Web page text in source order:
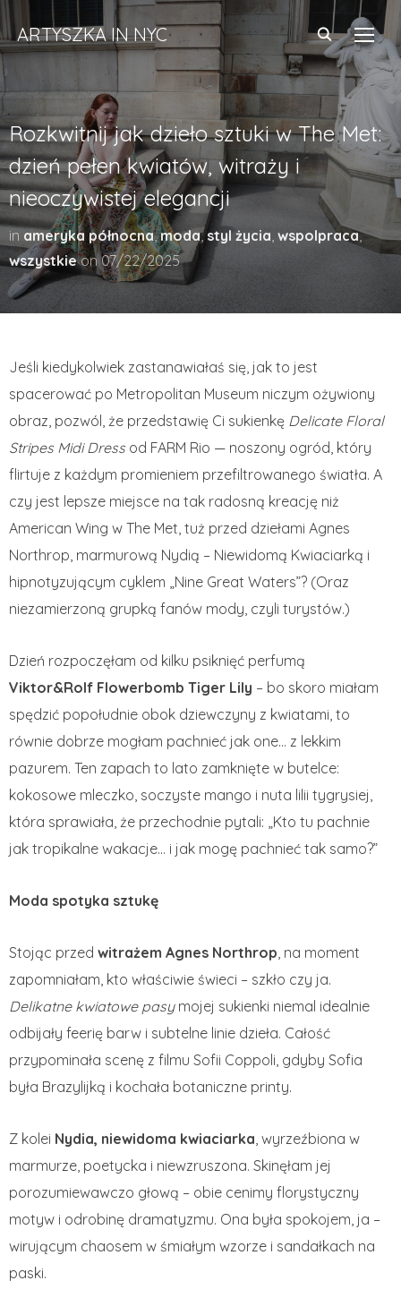
ARTYSZKA IN NYC
Rozkwitnij jak dzieło sztuki w The Met:
dzień pełen kwiatów, witraży i
nieoczywistej elegancji
in ameryka północna,moda, styl życia, wspolpraca,
wszystkie on07/22/2025
Jeśli kiedykolwiek zastanawiałaś się, jak to jest
spacerować po Metropolitan Museum niczym ożywiony
obraz, pozwól, że przedstawię Ci sukienkę Delicate Floral
Stripes Midi Dress od FARM Rio — noszony ogród, który
flirtuje z każdym promieniem przefiltrowanego światła. A
czy jest lepsze miejsce na tak radosną kreację niż
American Wing w The Met, tuż przed dziełami Agnes
Northrop, marmurową Nydią – Niewidomą Kwiaciarką i
hipnotyzującym cyklem „Nine Great Waters”? (Oraz
niezamierzoną grupką fanów mody, czyli turystów.)
Dzień rozpoczęłam od kilku psiknięć perfumą
Viktor&Rolf Flowerbomb Tiger Lily – bo skoro miałam
spędzić popołudnie obok dziewczyny z kwiatami, to
równie dobrze mogłam pachnieć jak one… z lekkim
pazurem. Ten zapach to lato zamknięte w butelce:
kokosowe mleczko, soczyste mango i nuta lilii tygrysiej,
która sprawiała, że przechodnie pytali: „Kto tu pachnie
jak tropikalne wakacje… i jak mogę pachnieć tak samo?”
Moda spotyka sztukę
Stojąc przed witrażem Agnes Northrop, na moment
zapomniałam, kto właściwie świeci – szkło czy ja.
Delikatne kwiatowe pasymojej sukienki niemal idealnie
odbijały feerię barw i subtelne linie dzieła. Całość
przypominała scenę z filmu Sofii Coppoli, gdyby Sofia
była Brazylijką i kochała botaniczne printy.
Z kolei Nydia, niewidoma kwiaciarka, wyrzeźbiona w
marmurze, poetycka i niewzruszona. Skinęłam jej
porozumiewawczo głową – obie cenimy florystyczny
motyw i odrobinę dramatyzmu. Ona była spokojem, ja –
wirującym chaosem w śmiałym wzorze i sandałkach na
paski.